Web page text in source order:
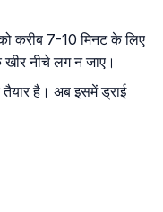
करीब 7-10 मिनट के लिए
नीचे लग न जाए।
तैयार है। अब इसमें ड्राई